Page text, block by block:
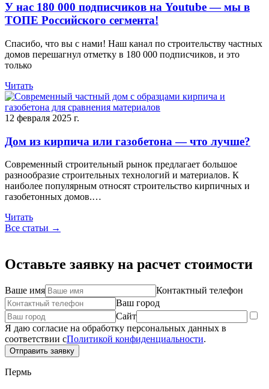
У нас 180 000 подписчиков на Youtube — мы в
ТОПЕ Российского сегмента!
Спасибо, что вы с нами! Наш канал по строительству частных
домов перешагнул отметку в 180 000 подписчиков, и это
только
Читать
12 февраля 2025 г.
Дом из кирпича или газобетона — что лучше?
Современный строительный рынок предлагает большое
разнообразие строительных технологий и материалов. К
наиболее популярным относят строительство кирпичных и
газобетонных домов.…
Читать
Все статьи →
Оставьте заявку на расчет стоимости
Ваше имя
Контактный телефон
Ваш город
Сайт
Я даю согласие на обработку персональных данных в
соответствии сПолитикой конфиденциальности.
Отправить заявку
Пермь